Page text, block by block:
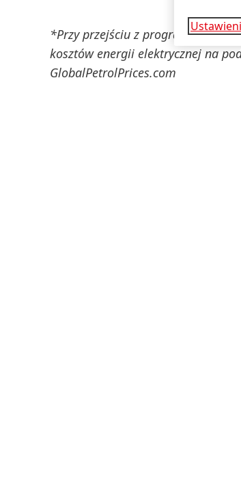
*Przy przejściu z programu
kosztów energii elektrycznej na
GlobalPetrolPrices.com